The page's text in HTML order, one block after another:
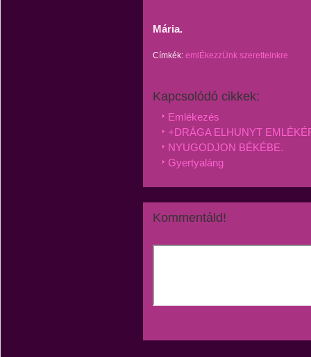
Mária.
Címkék: emlÉkezzÜnk szeretteinkre
Kapcsolódó cikkek:
Emlékezés
+DRÁGA ELHUNYT
NYUGODJON BÉKÉBE.
Gyertyaláng
Kommentáld!